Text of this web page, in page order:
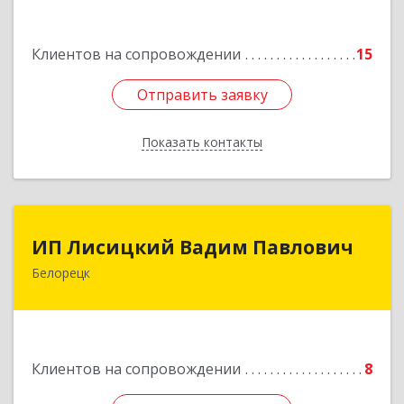
Клиентов на сопровождении 15
Отправить заявку
Показать контакты
Отправить заявку
Назад
ИП Лисицкий Вадим Павлович
Белорецк
Клиентов на сопровождении 8
ИП Лисицкий Вадим Павлович
453501, Башкортостан Респ, Белорецк г,